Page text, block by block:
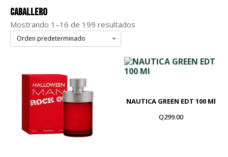
Caballero
Mostrando 1–16 de 199 resultados
NAUTICA GREEN EDT 100 Ml
Q299.00